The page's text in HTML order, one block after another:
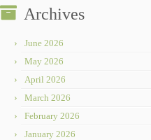
Archives
June 2026
May 2026
April 2026
March 2026
February 2026
January 2026